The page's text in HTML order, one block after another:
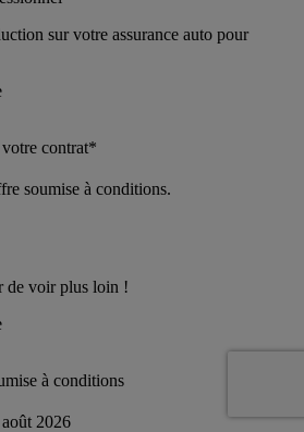
sur votre assurance auto pour
contrat*
soumise à conditions.
de voir plus loin !
à conditions
2026